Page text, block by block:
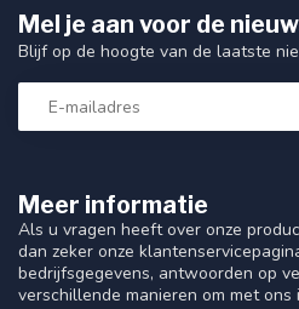
Meer informatie
Als u vragen heeft over onze
dan zeker onze
bedrijfsgegevens, antwoorden op
verschillende manieren om met
Mel je aan voor de
Blijf op de hoogte van de laatste